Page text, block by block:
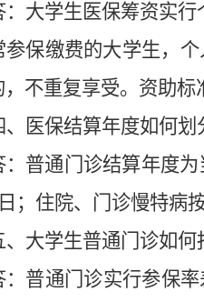
：大学生医保筹资实行
参保缴费的大学生，
不重复享受。资助标
、医保结算年度如何划
：普通门诊结算年度为
日；住院、门诊慢特病
、大学生普通门诊如何
：普通门诊实行参保